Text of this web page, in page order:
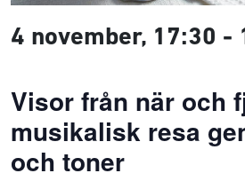
4 november, 17:30 -
Visor från när och
musikalisk resa
och toner